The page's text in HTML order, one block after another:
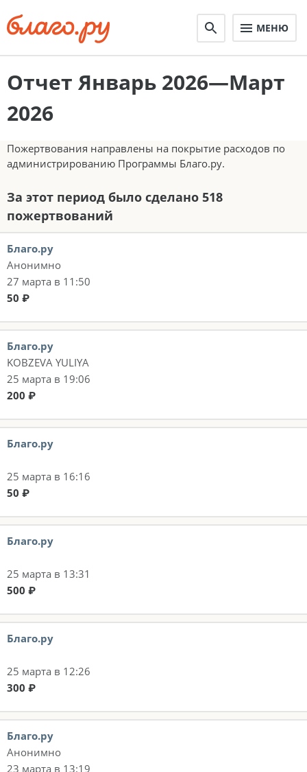
МЕНЮ
Отчет Январь 2026—Март
2026
Пожертвования направлены на покрытие расходов по
администрированию Программы Благо.ру.
За этот период было сделано 518
пожертвований
Благо.ру
Анонимно
27 марта в 11:50
50 ₽
Благо.ру
KOBZEVA YULIYA
25 марта в 19:06
200 ₽
Благо.ру
25 марта в 16:16
50 ₽
Благо.ру
25 марта в 13:31
500 ₽
Благо.ру
25 марта в 12:26
300 ₽
Благо.ру
Анонимно
23 марта в 13:19